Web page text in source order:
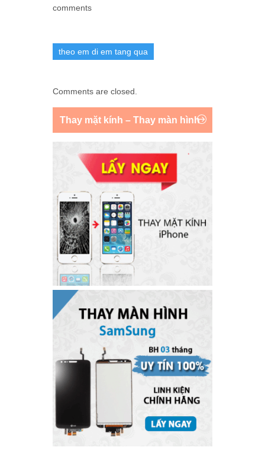
comments
theo em di em tang qua
Comments are closed.
Thay mặt kính – Thay màn hình